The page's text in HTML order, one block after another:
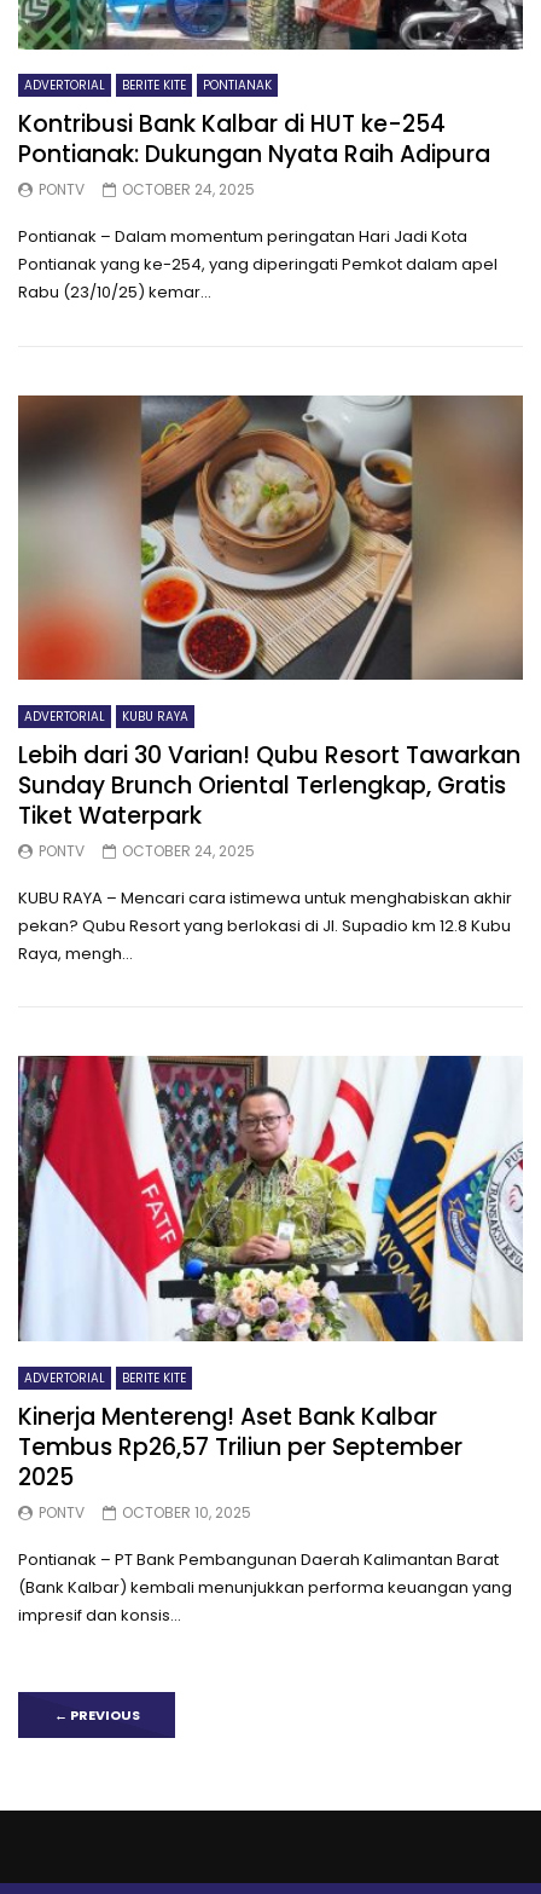
ADVERTORIAL BERITE KITE PONTIANAK
Kontribusi Bank Kalbar di HUT ke-254
Pontianak: Dukungan Nyata Raih Adipura
PONTV OCTOBER 24, 2025
Pontianak – Dalam momentum peringatan Hari Jadi Kota
Pontianak yang ke-254, yang diperingati Pemkot dalam apel
Rabu (23/10/25) kemar...
ADVERTORIAL KUBU RAYA
Lebih dari 30 Varian! Qubu Resort Tawarkan
Sunday Brunch Oriental Terlengkap, Gratis
Tiket Waterpark
PONTV OCTOBER 24, 2025
KUBU RAYA – Mencari cara istimewa untuk menghabiskan akhir
pekan? Qubu Resort yang berlokasi di Jl. Supadio km 12.8 Kubu
Raya, mengh...
ADVERTORIAL BERITE KITE
Kinerja Mentereng! Aset Bank Kalbar
Tembus Rp26,57 Triliun per September
2025
PONTV OCTOBER 10, 2025
Pontianak – PT Bank Pembangunan Daerah Kalimantan Barat
(Bank Kalbar) kembali menunjukkan performa keuangan yang
impresif dan konsis...
← PREVIOUS